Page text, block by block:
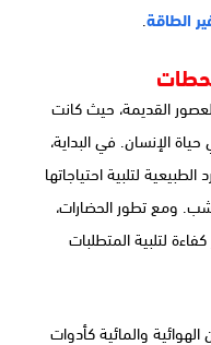
الطاقة
القديمة، حيث كانت
الإنسان. في البداية،
لتلبية احتياجاتها
ومع تطور الحضارات،
لتلبية المتطلبات
والمائية كأدوات